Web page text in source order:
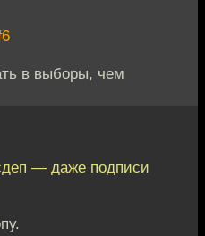
в выборы, чем
— даже подписи